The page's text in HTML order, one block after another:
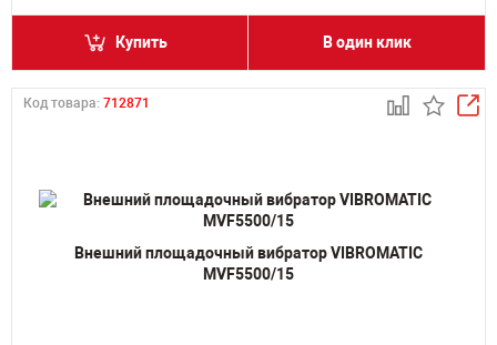
Купить В один клик
Код товара: 712871
Внешний площадочный вибратор VIBROMATIC
MVF5500/15